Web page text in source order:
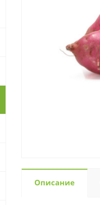
Описание